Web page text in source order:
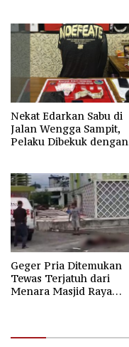
Nekat Edarkan Sabu di
Jalan Wengga Sampit,
Pelaku Dibekuk dengan
Geger Pria Ditemukan
Tewas Terjatuh dari
Menara Masjid Raya